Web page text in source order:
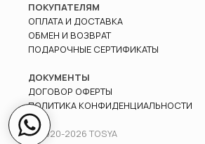
ПОКУПАТЕЛЯМ
ОПЛАТА И ДОСТАВКА
ОБМЕН И ВОЗВРАТ
ПОДАРОЧНЫЕ СЕРТИФИКАТЫ
ДОКУМЕНТЫ
ДОГОВОР ОФЕРТЫ
ПОЛИТИКА КОНФИДЕНЦИАЛЬНОСТИ
© 2020-2026 TOSYA